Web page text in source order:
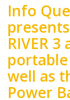
Info
RIVER 3
well as
Power